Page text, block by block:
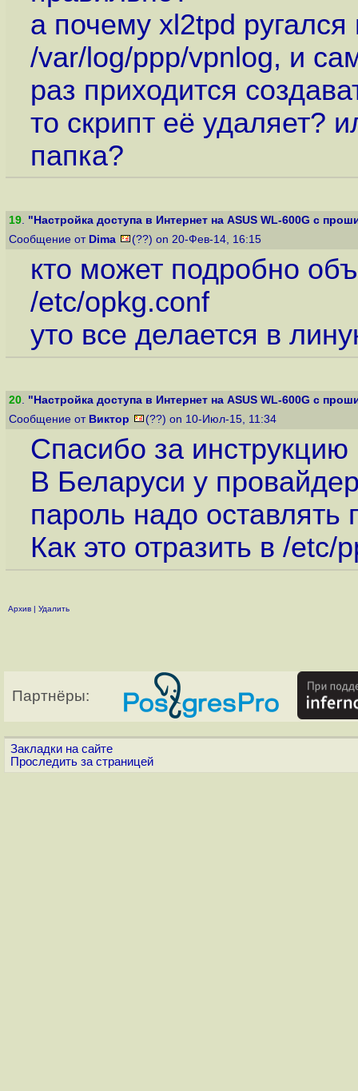
а почему xl2tpd
/var/log/ppp/vpnlog, и
раз приходится
то скрипт её удаляет?
папка?
19. "Настройка доступа в Интернет на ASUS WL-600G с
Сообщение от Dima (??) on 20-Фев-14, 16:15
кто может подробно
/etc/opkg.conf
уто все делается в
20. "Настройка доступа в Интернет на ASUS WL-600G с
Сообщение от Виктор (??) on 10-Июл-15, 11:34
Спасибо за инструкцию
В Беларуси у
пароль надо оставлять
Как это отразить в /
Архив | Удалить
Партнёры:
Закладки на сайте
Проследить за страницей